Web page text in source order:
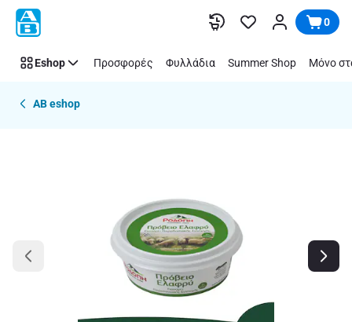
Παράλειψη 0
Eshop Προσφορές Φυλλάδια Summer Shop Μόνο
AB eshop